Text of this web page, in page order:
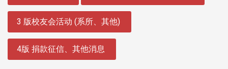
3 版校友会活动 (系所、其他)
4版 捐款征信、其他消息